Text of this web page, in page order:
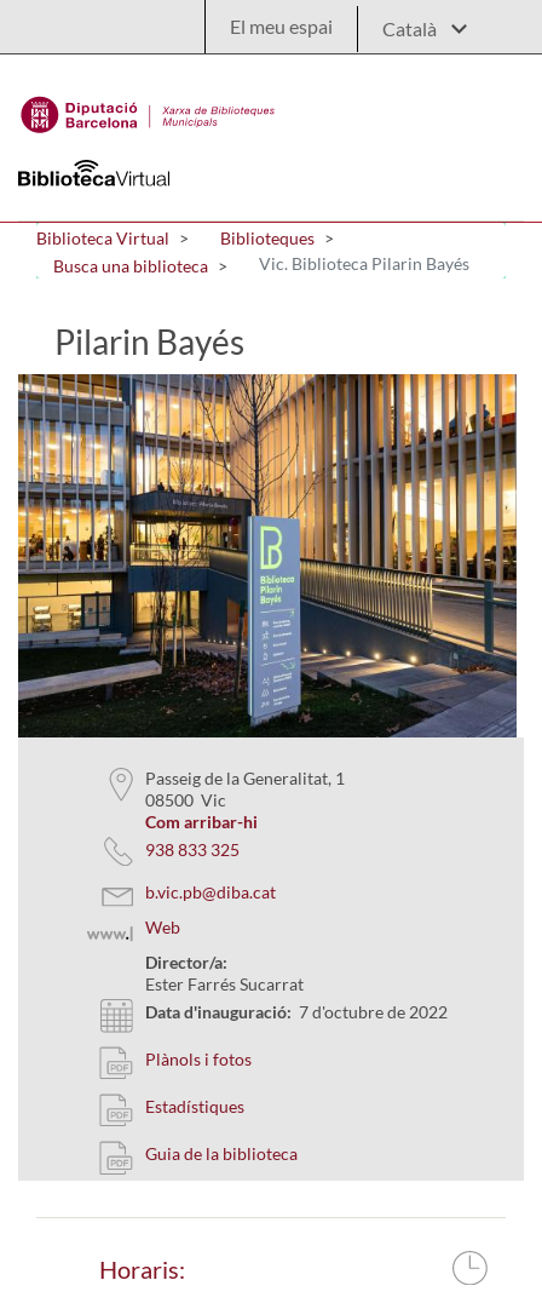
El meu espai
Biblioteca Virtual
Biblioteques
Busca una biblioteca
Vic. Biblioteca Pilarin Bayés
Pilarin Bayés
Passeig de la Generalitat, 1
08500 Vic
Com arribar-hi
938 833 325
b.vic.pb@diba.cat
Web
Director/a:
Ester Farrés Sucarrat
Data d'inauguració: 7 d'octubre de 2022
Plànols i fotos
Estadístiques
Guia de la biblioteca
Horaris: